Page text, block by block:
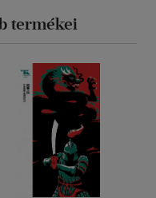
Az Arab-félsziget
Egy "homogenizáló"
581
termékei